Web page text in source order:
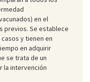
en el
previos. Se establece
y tienen en
en adquirir
se trata de un
la intervención